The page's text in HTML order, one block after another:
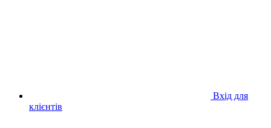
Вхід для
клієнтів